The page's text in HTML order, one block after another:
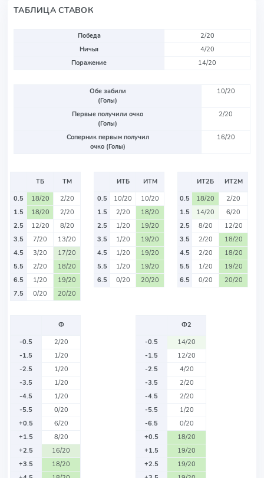
ТАБЛИЦА СТАВОК
Победа
2/20
Ничья
4/20
Поражение
14/20
Обе забили
(Голы)
10/20
Первые получили очко
(Голы)
2/20
Соперник первым получил
очко (Голы)
16/20
ТБ
ТМ
0.5
18/20
2/20
1.5
18/20
2/20
2.5
12/20
8/20
3.5
7/20
13/20
4.5
3/20
17/20
5.5
2/20
18/20
6.5
1/20
19/20
7.5
0/20 20/20
ИТБ
ИТМ
0.5
10/20
10/20
1.5
2/20
18/20
2.5
1/20
19/20
3.5
1/20
19/20
4.5
1/20
19/20
5.5
1/20
19/20
6.5
0/20 20/20
ИТ2Б
ИТ2М
0.5
18/20
2/20
1.5
14/20
6/20
2.5
8/20
12/20
3.5
2/20
18/20
4.5
2/20
18/20
5.5
1/20
19/20
6.5
0/20 20/20
Ф
-0.5
2/20
-1.5
1/20
-2.5
1/20
-3.5
1/20
-4.5
1/20
-5.5
0/20
+0.5
6/20
+1.5
8/20
+2.5
16/20
+3.5
18/20
Ф2
-0.5
14/20
-1.5
12/20
-2.5
4/20
-3.5
2/20
-4.5
2/20
-5.5
1/20
-6.5
0/20
+0.5
18/20
+1.5
19/20
+2.5
19/20